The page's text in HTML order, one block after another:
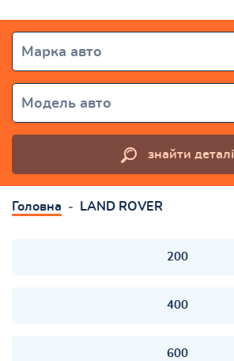
Марка авто
Модель авто
знайти деталі
Головна LAND ROVER
200
400
600